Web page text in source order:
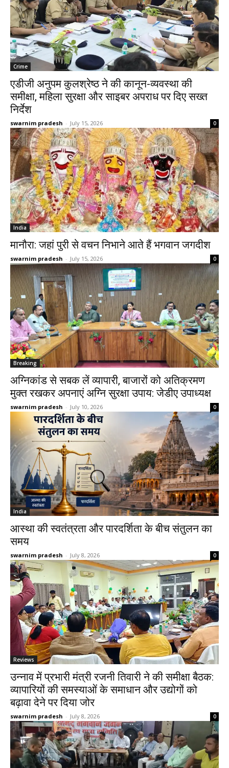
Crime
एडीजी अनुपम कुलश्रेष्ठ ने की कानून-व्यवस्था की
समीक्षा, महिला सुरक्षा और साइबर अपराध पर दिए सख्त
निर्देश
swarnim pradesh - July 15, 2026 0
India
मानौरा: जहां पुरी से वचन निभाने आते हैं भगवान जगदीश
swarnim pradesh - July 15, 2026 0
Breaking
अग्निकांड से सबक लें व्यापारी, बाजारों को अतिक्रमण
मुक्त रखकर अपनाएं अग्नि सुरक्षा उपाय: जेडीए उपाध्यक्ष
swarnim pradesh - July 10, 2026 0
India
आस्था की स्वतंत्रता और पारदर्शिता के बीच संतुलन का
समय
swarnim pradesh - July 8, 2026 0
Reviews
उन्नाव में प्रभारी मंत्री रजनी तिवारी ने की समीक्षा बैठक:
व्यापारियों की समस्याओं के समाधान और उद्योगों को
बढ़ावा देने पर दिया जोर
swarnim pradesh - July 8, 2026 0